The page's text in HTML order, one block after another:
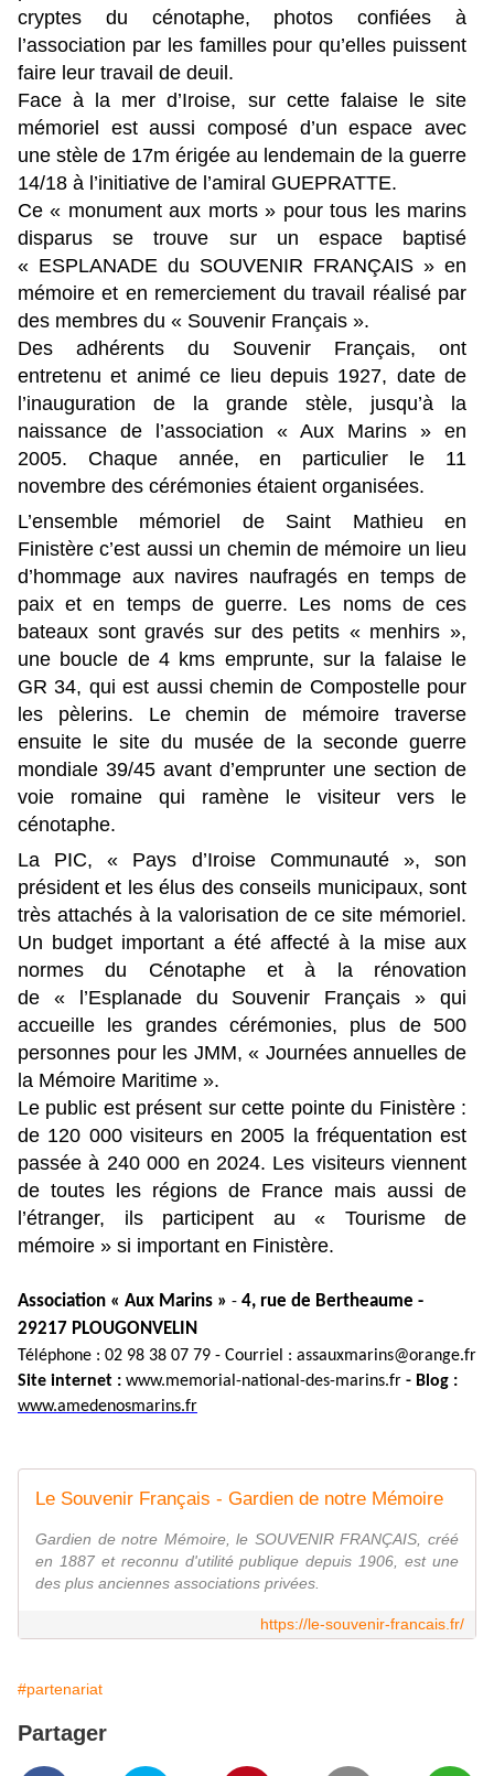
cryptes du cénotaphe, photos confiées à
l’association par les familles pour qu’elles puissent
faire leur travail de deuil.
Face à la mer d’Iroise, sur cette falaise le site
mémoriel est aussi composé d’un espace avec
une stèle de 17m érigée au lendemain de la guerre
14/18 à l’initiative de l’amiral GUEPRATTE.
Ce « monument aux morts » pour tous les marins
disparus se trouve sur un espace baptisé
« ESPLANADE du SOUVENIR FRANÇAIS » en
mémoire et en remerciement du travail réalisé par
des membres du « Souvenir Français ».
Des adhérents du Souvenir Français, ont
entretenu et animé ce lieu depuis 1927, date de
l’inauguration de la grande stèle, jusqu’à la
naissance de l’association « Aux Marins » en
2005. Chaque année, en particulier le 11
novembre des cérémonies étaient organisées.
L’ensemble mémoriel de Saint Mathieu en
Finistère c’est aussi un chemin de mémoire un lieu
d’hommage aux navires naufragés en temps de
paix et en temps de guerre. Les noms de ces
bateaux sont gravés sur des petits « menhirs »,
une boucle de 4 kms emprunte, sur la falaise le
GR 34, qui est aussi chemin de Compostelle pour
les pèlerins. Le chemin de mémoire traverse
ensuite le site du musée de la seconde guerre
mondiale 39/45 avant d’emprunter une section de
voie romaine qui ramène le visiteur vers le
cénotaphe.
La PIC, « Pays d’Iroise Communauté », son
président et les élus des conseils municipaux, sont
très attachés à la valorisation de ce site mémoriel.
Un budget important a été affecté à la mise aux
normes du Cénotaphe et à la rénovation
de « l’Esplanade du Souvenir Français » qui
accueille les grandes cérémonies, plus de 500
personnes pour les JMM, « Journées annuelles de
la Mémoire Maritime ».
Le public est présent sur cette pointe du Finistère :
de 120 000 visiteurs en 2005 la fréquentation est
passée à 240 000 en 2024. Les visiteurs viennent
de toutes les régions de France mais aussi de
l’étranger, ils participent au « Tourisme de
mémoire » si important en Finistère.
Association « Aux Marins » - 4, rue de Bertheaume -
29217 PLOUGONVELIN
Téléphone : 02 98 38 07 79 - Courriel : assauxmarins@orange.fr
Site internet : www.memorial-national-des-marins.fr - Blog :
www.amedenosmarins.fr
Le Souvenir Français - Gardien de notre Mémoire
Gardien de notre Mémoire, le SOUVENIR FRANÇAIS, créé
en 1887 et reconnu d'utilité publique depuis 1906, est une
des plus anciennes associations privées.
https://le-souvenir-francais.fr/
#partenariat
Partager